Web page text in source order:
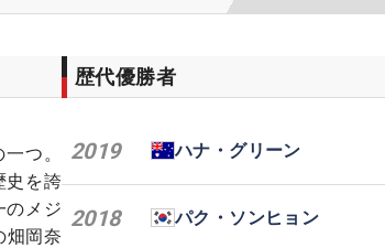
つ。
史を誇
のメジ
畑岡奈
歴代優勝者
2019 ハナ・グリーン
2018 パク・ソンヒョン